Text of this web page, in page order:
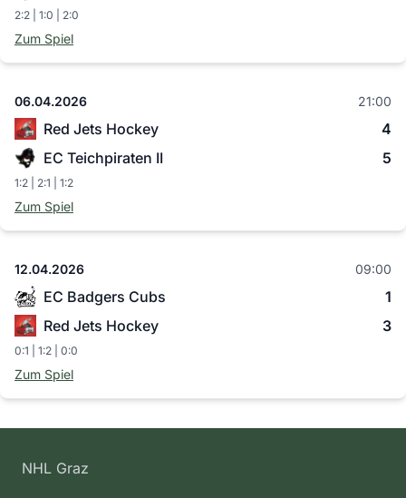
2:2 | 1:0 | 2:0
Zum Spiel
06.04.2026 21:00
Red Jets Hockey
4
EC Teichpiraten II
5
1:2 | 2:1 | 1:2
Zum Spiel
12.04.2026 09:00
EC Badgers Cubs
1
Red Jets Hockey
3
0:1 | 1:2 | 0:0
Zum Spiel
NHL Graz